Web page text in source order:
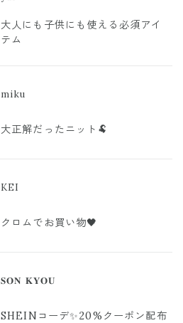
大人にも子供にも使える必須アイ
テム
miku
大正解だったニット🐏
KEI
クロムでお買い物🖤
𝐒𝐎𝐍 𝐊𝐘𝐎𝐔
SHEINコーデ✨20%クーポン配布